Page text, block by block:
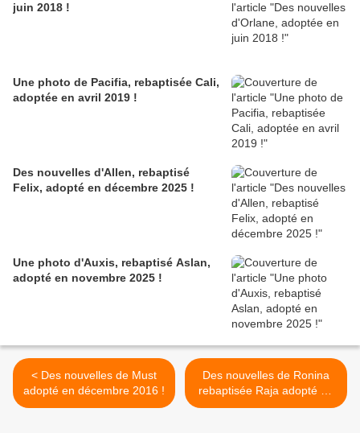
juin 2018 !
Une photo de Pacifia, rebaptisée Cali,
adoptée en avril 2019 !
Des nouvelles d'Allen, rebaptisé
Felix, adopté en décembre 2025 !
Une photo d'Auxis, rebaptisé Aslan,
adopté en novembre 2025 !
< Des nouvelles de Must
adopté en décembre 2016 !
Des nouvelles de Ronina
rebaptisée Raja adopté en
juin 2020 ! >